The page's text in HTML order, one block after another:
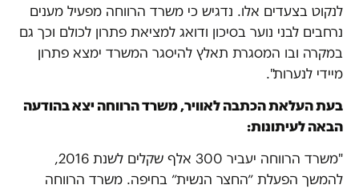
לנקוט בצעדים אלו. נדגיש כי משרד הרווחה מפעיל מענים
נרחבים לבני נוער בסיכון ודואג למציאת פתרון לכולם וכך גם
במקרה ובו המסגרת תאלץ להיסגר המשרד ימצא פתרון
מיידי לנערות".
בעת העלאת הכתבה לאוויר, משרד הרווחה יצא בהודעה
הבאה לעיתונות:
"משרד הרווחה יעביר 300 אלף שקלים לשנת 2016,
להמשך הפעלת ״החצר הנשית״ בחיפה. משרד הרווחה